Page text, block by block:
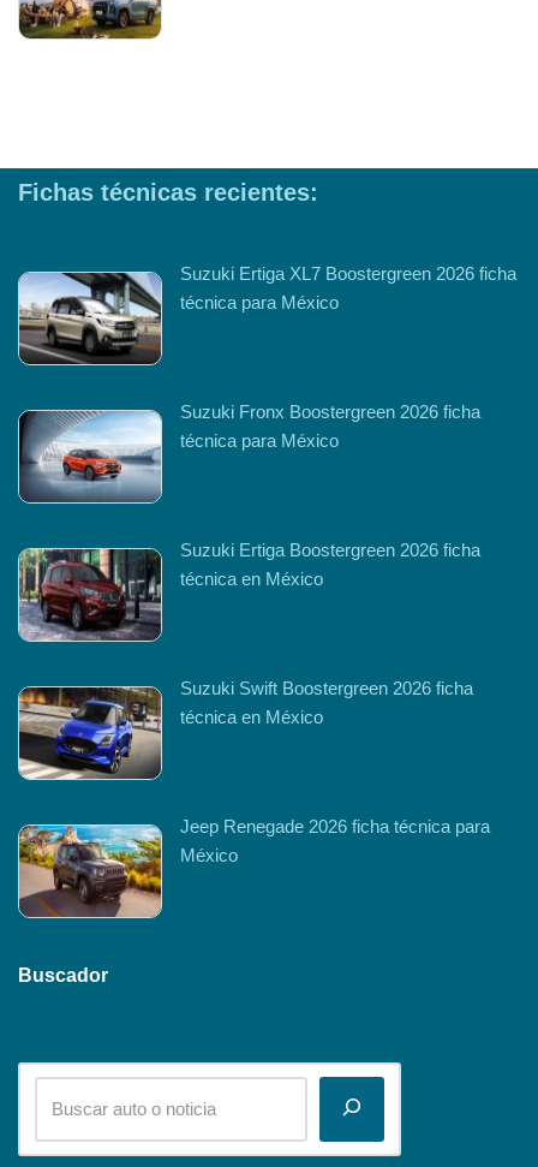
Fichas técnicas recientes:
Suzuki Ertiga XL7 Boostergreen 2026 ficha
técnica para México
Suzuki Fronx Boostergreen 2026 ficha
técnica para México
Suzuki Ertiga Boostergreen 2026 ficha
técnica en México
Suzuki Swift Boostergreen 2026 ficha
técnica en México
Jeep Renegade 2026 ficha técnica para
México
Buscador